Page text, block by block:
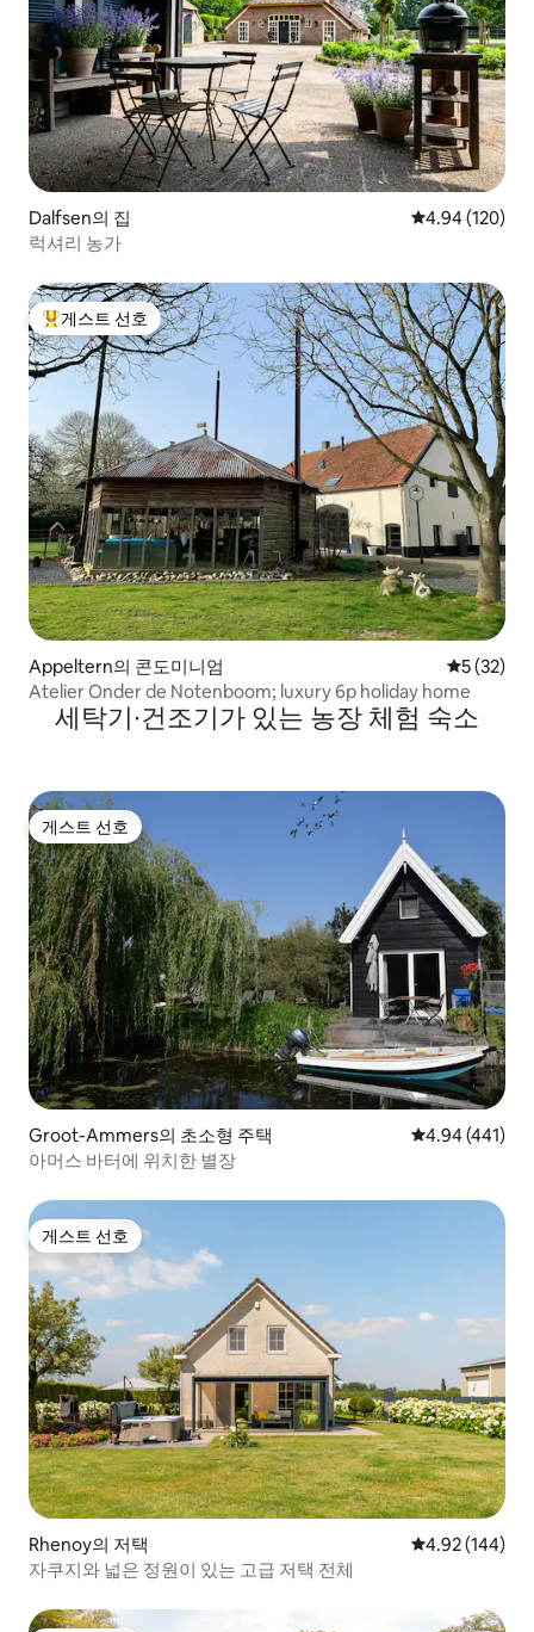
Dalfsen의 집 평점 4.94점(5
4.94 (120)
럭셔리 농가
상위 게스트 선호
게스트 선호
Appeltern의 콘도미니엄 평점 5점
5 (32)
Atelier Onder de Notenboom; luxury 6p holiday home
세탁기∙건조기가 있는 농장 체험 숙소
게스트 선호
게스트 선호
Groot-Ammers의 초소형 주택 평점 4.94점(5
4.94 (441)
아머스 바터에 위치한 별장
게스트 선호
게스트 선호
Rhenoy의 저택 평점 4.92점(5
4.92 (144)
자쿠지와 넓은 정원이 있는 고급 저택 전체